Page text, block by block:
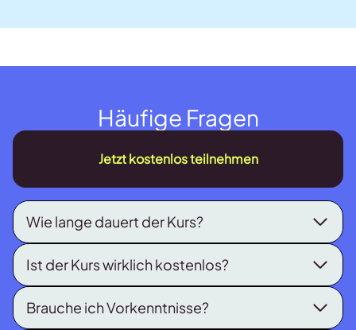
Häufige Fragen
Jetzt kostenlos teilnehmen
Wie lange dauert der Kurs?
Ist der Kurs wirklich kostenlos?
Brauche ich Vorkenntnisse?